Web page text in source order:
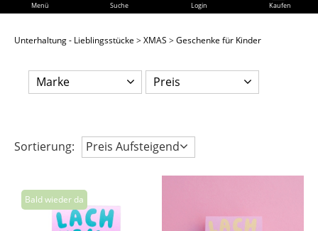
Menü Suche Login Kaufen
Unterhaltung - Lieblingsstücke XMAS Geschenke für Kinder
Marke Preis
Sortierung: Preis Aufsteigend